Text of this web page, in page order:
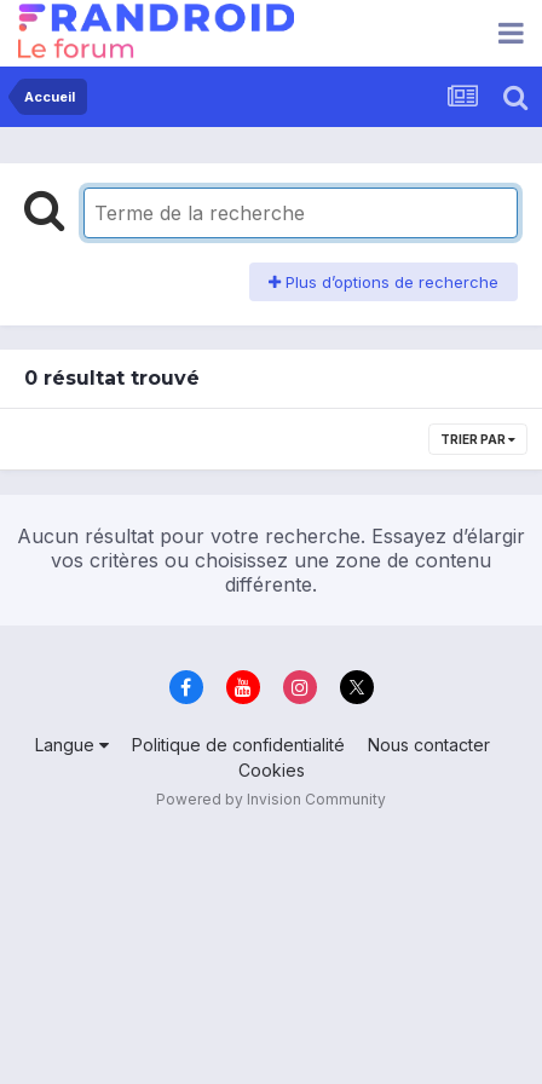
Accueil
Plus d’options de recherche
0 résultat trouvé
TRIER PAR
Aucun résultat pour votre recherche. Essayez d’élargir
vos critères ou choisissez une zone de contenu
différente.
Langue Politique de confidentialité
Nous contacter
Cookies
Powered by Invision Community